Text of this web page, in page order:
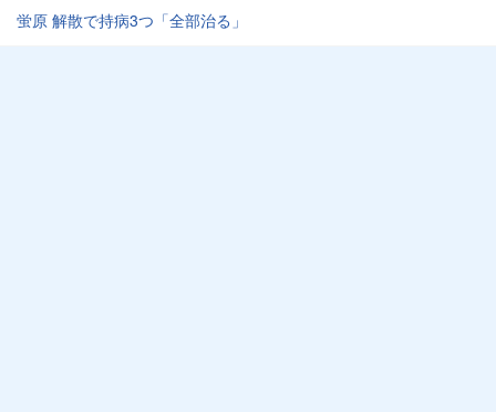
蛍原 解散で持病3つ「全部治る」